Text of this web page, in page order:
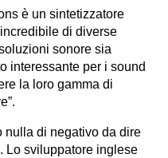
è un sintetizzatore
di diverse
sonore sia
interessante per i sound
la loro gamma di
nulla di negativo da dire
Lo sviluppatore inglese